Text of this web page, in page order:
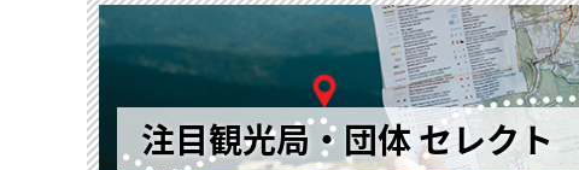
注目観光局・団体 セレクト